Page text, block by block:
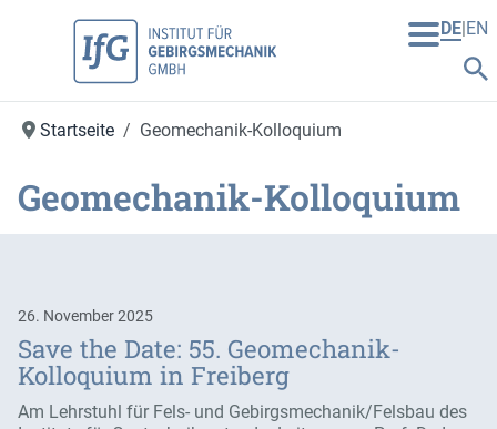
DE EN
Startseite Geomechanik-Kolloquium
Geomechanik-Kolloquium
26. November 2025
Save the Date: 55. Geomechanik-
Kolloquium in Freiberg
Am Lehrstuhl für Fels- und Gebirgsmechanik/Felsbau des